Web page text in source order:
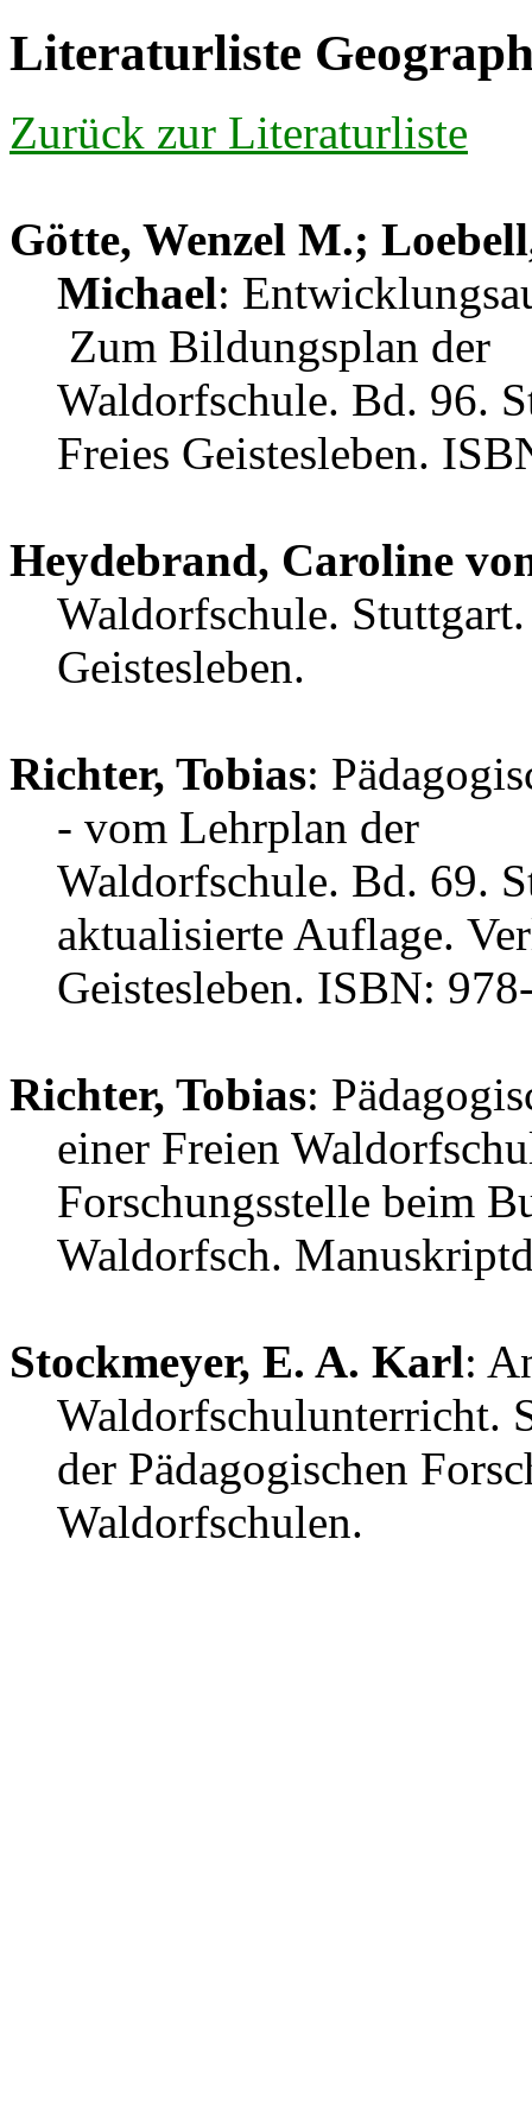
Literaturliste
Zurück zur Literaturliste
Götte, Wenzel M.;
Michael:
Zum Bildungsplan der
Waldorfschule. Bd. 96.
Freies Geistesleben.
Heydebrand, Caroline
Waldorfschule.
Geistesleben.
Richter, Tobias:
- vom Lehrplan der
Waldorfschule. Bd. 69.
aktualisierte Auflage.
Geistesleben. ISBN:
Richter, Tobias:
einer Freien
Forschungsstelle beim
Waldorfsch.
Stockmeyer, E. A. Karl:
Waldorfschulunterricht.
der Pädagogischen
Waldorfschulen.